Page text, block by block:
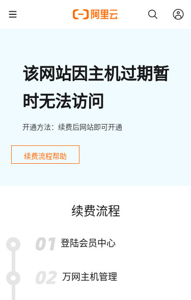
该网站因主机过期暂
时无法访问
开通方法：续费后网站即可开通
续费流程帮助
续费流程
登陆会员中心
万网主机管理